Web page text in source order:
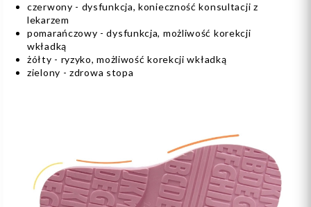
czerwony - dysfunkcja, konieczność konsultacji z
lekarzem
pomarańczowy - dysfunkcja, możliwość korekcji
wkładką
żółty - ryzyko, możliwość korekcji wkładką
zielony - zdrowa stopa